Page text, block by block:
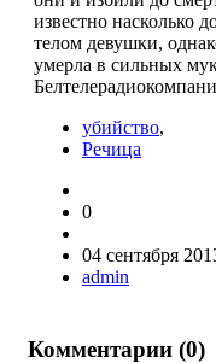
известно насколько
телом девушки,
умерла в сильных
убийство,
Речица
0
04 сентября
admin
Комментарии (0)